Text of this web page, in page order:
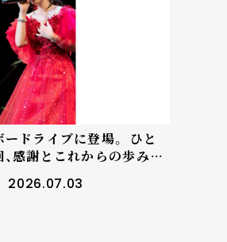
ドライブに登場。 ひと
感謝とこれからの歩みへ
2026.07.03